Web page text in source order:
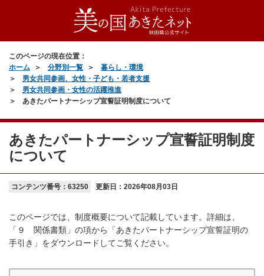
このページの現在位置：
ホーム
分野別一覧
暮らし・環境
男女共同参画、女性・子ども・若者支援
男女共同参画・女性の活躍推進
あきたパートナーシップ宣誓証明制度について
あきたパートナーシップ宣誓証明制度
について
コンテンツ番号：63250 更新日： 2026年08月03日
このページでは、制度概要について記載しています。詳細は、
「９ 関係書類」の項から「あきたパートナーシップ宣誓証明の
手引き」をダウンロードしてご覧ください。